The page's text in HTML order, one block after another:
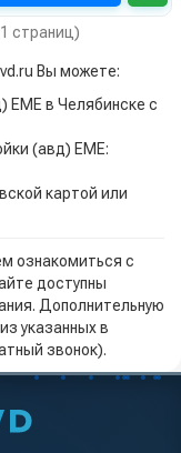
страниц)
Вы можете:
EME в Челябинске с
(авд) EME:
картой или
ознакомиться с
доступны
Дополнительную
указанных в
звонок).